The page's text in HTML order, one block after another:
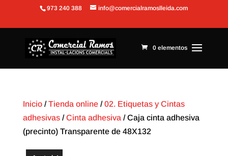
Abrir barra de herramientas
973 240 388 info@comercialramoslleida.com
0 elementos
Inicio/Tienda online/02. Etiquetas y Cintas
adhesivas/Cinta adhesiva / Caja cinta adhesiva
(precinto) Transparente de 48X132